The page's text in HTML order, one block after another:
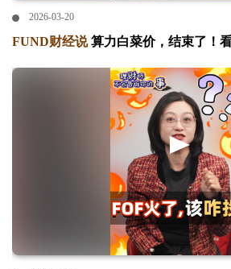
2026-03-20
FUND财经说算力白菜价，结束了！